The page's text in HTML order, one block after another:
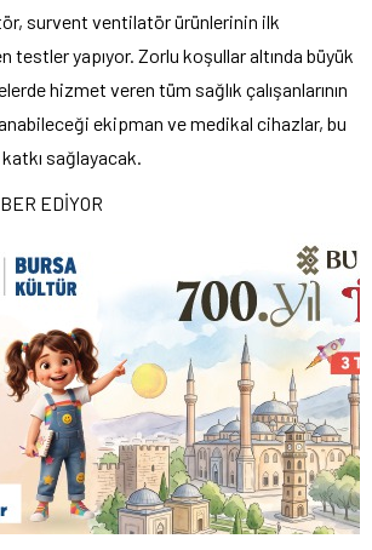
survent ventilatör ürünlerinin ilk
testler yapıyor. Zorlu koşullar altında büyük
hizmet veren tüm sağlık çalışanlarının
ekipman ve medikal cihazlar, bu
sağlayacak.
EDİYOR